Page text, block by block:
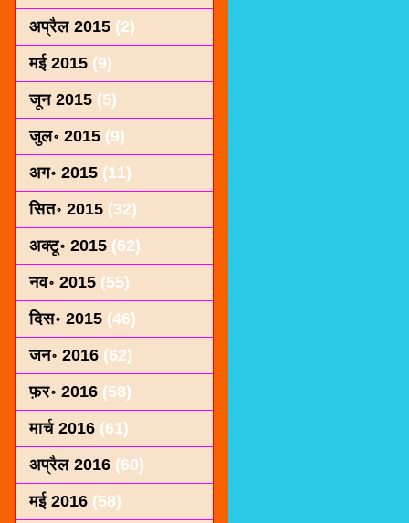
अप्रैल 2015 (2)
मई 2015 (9)
जून 2015 (5)
जुल॰ 2015 (9)
अग॰ 2015 (11)
सित॰ 2015 (32)
अक्टू॰ 2015 (62)
नव॰ 2015 (55)
दिस॰ 2015 (46)
जन॰ 2016 (62)
फ़र॰ 2016 (58)
मार्च 2016 (61)
अप्रैल 2016 (60)
मई 2016 (58)